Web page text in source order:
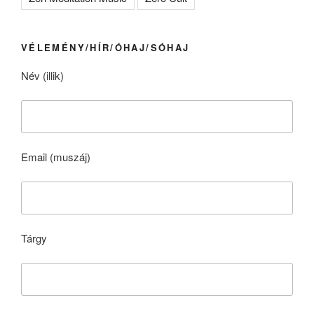
VÉLEMÉNY/HÍR/ÓHAJ/SÓHAJ
Név (illik)
Email (muszáj)
Tárgy